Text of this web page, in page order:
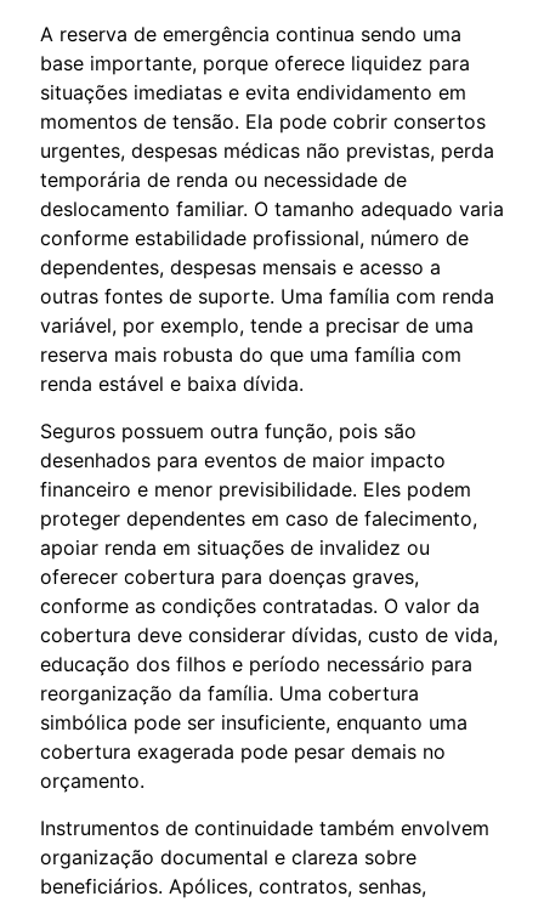
A reserva de emergência continua sendo uma
base importante, porque oferece liquidez para
situações imediatas e evita endividamento em
momentos de tensão. Ela pode cobrir consertos
urgentes, despesas médicas não previstas, perda
temporária de renda ou necessidade de
deslocamento familiar. O tamanho adequado varia
conforme estabilidade profissional, número de
dependentes, despesas mensais e acesso a
outras fontes de suporte. Uma família com renda
variável, por exemplo, tende a precisar de uma
reserva mais robusta do que uma família com
renda estável e baixa dívida.
Seguros possuem outra função, pois são
desenhados para eventos de maior impacto
financeiro e menor previsibilidade. Eles podem
proteger dependentes em caso de falecimento,
apoiar renda em situações de invalidez ou
oferecer cobertura para doenças graves,
conforme as condições contratadas. O valor da
cobertura deve considerar dívidas, custo de vida,
educação dos filhos e período necessário para
reorganização da família. Uma cobertura
simbólica pode ser insuficiente, enquanto uma
cobertura exagerada pode pesar demais no
orçamento.
Instrumentos de continuidade também envolvem
organização documental e clareza sobre
beneficiários. Apólices, contratos, senhas,